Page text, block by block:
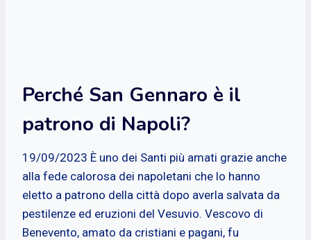
Perché San Gennaro è il
patrono di Napoli?
19/09/2023 È uno dei Santi più amati grazie anche
alla fede calorosa dei napoletani che lo hanno
eletto a patrono della città dopo averla salvata da
pestilenze ed eruzioni del Vesuvio. Vescovo di
Benevento, amato da cristiani e pagani, fu